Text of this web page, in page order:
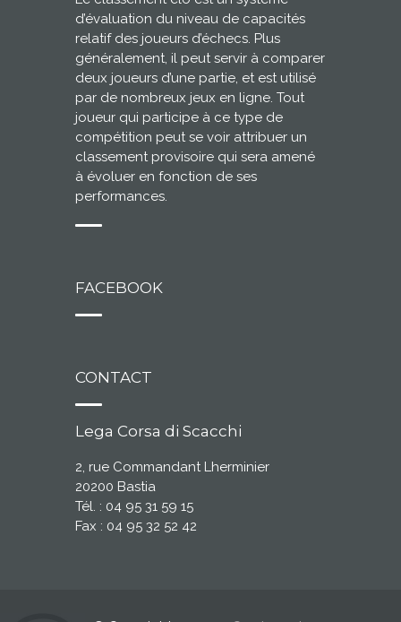
d’évaluation du niveau de capacités
relatif des joueurs d’échecs. Plus
généralement, il peut servir à comparer
deux joueurs d’une partie, et est utilisé
par de nombreux jeux en ligne. Tout
joueur qui participe à ce type de
compétition peut se voir attribuer un
classement provisoire qui sera amené
à évoluer en fonction de ses
performances.
FACEBOOK
CONTACT
Lega Corsa di Scacchi
2, rue Commandant Lherminier
20200 Bastia
Tél. : 04 95 31 59 15
Fax : 04 95 32 52 42